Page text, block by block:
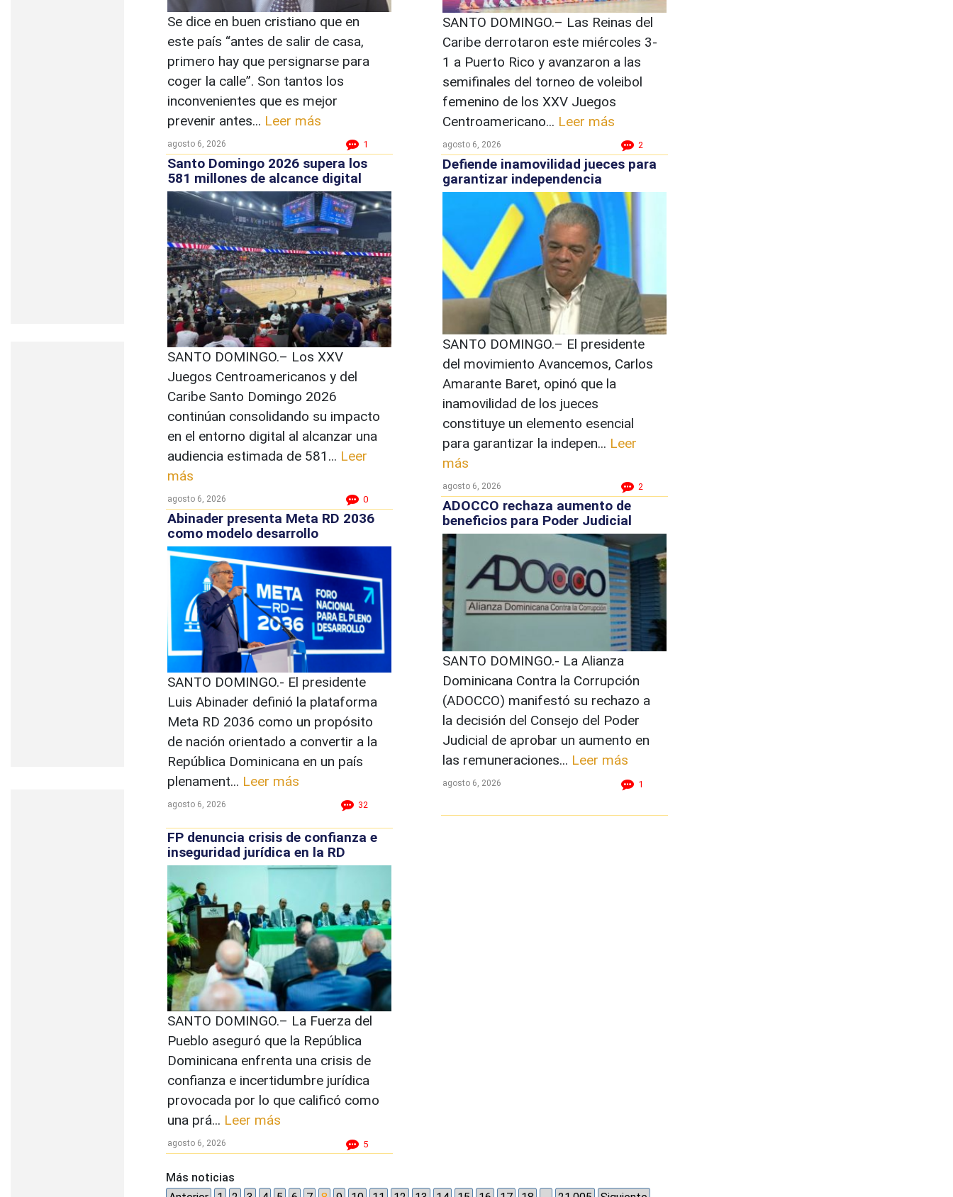
Se dice en buen cristiano que en
este país “antes de salir de casa,
primero hay que persignarse para
coger la calle”. Son tantos los
inconvenientes que es mejor
prevenir antes... Leer más
agosto 6, 2026 1
Santo Domingo 2026 supera los
581 millones de alcance digital
SANTO DOMINGO.– Los XXV
Juegos Centroamericanos y del
Caribe Santo Domingo 2026
continúan consolidando su impacto
en el entorno digital al alcanzar una
audiencia estimada de 581... Leer
más
agosto 6, 2026 0
Abinader presenta Meta RD 2036
como modelo desarrollo
SANTO DOMINGO.- El presidente
Luis Abinader definió la plataforma
Meta RD 2036 como un propósito
de nación orientado a convertir a la
República Dominicana en un país
plenament... Leer más
agosto 6, 2026 32
FP denuncia crisis de confianza e
inseguridad jurídica en la RD
SANTO DOMINGO.– La Fuerza del
Pueblo aseguró que la República
Dominicana enfrenta una crisis de
confianza e incertidumbre jurídica
provocada por lo que calificó como
una prá... Leer más
agosto 6, 2026 5
SANTO DOMINGO.– Las Reinas del
Caribe derrotaron este miércoles 3-
1 a Puerto Rico y avanzaron a las
semifinales del torneo de voleibol
femenino de los XXV Juegos
Centroamericano... Leer más
agosto 6, 2026 2
Defiende inamovilidad jueces para
garantizar independencia
SANTO DOMINGO.– El presidente
del movimiento Avancemos, Carlos
Amarante Baret, opinó que la
inamovilidad de los jueces
constituye un elemento esencial
para garantizar la indepen... Leer
más
agosto 6, 2026 2
ADOCCO rechaza aumento de
beneficios para Poder Judicial
SANTO DOMINGO.- La Alianza
Dominicana Contra la Corrupción
(ADOCCO) manifestó su rechazo a
la decisión del Consejo del Poder
Judicial de aprobar un aumento en
las remuneraciones... Leer más
agosto 6, 2026 1
Más noticias